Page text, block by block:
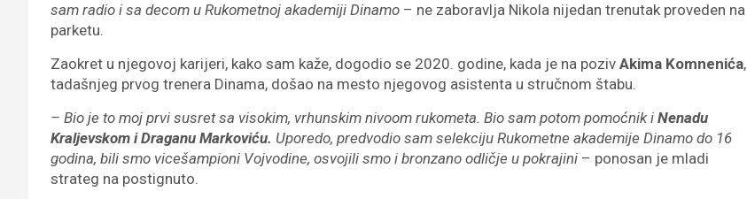
sam radio i sa decom u Rukometnoj akademiji Dinamo – ne zaboravlja Nikola nijedan trenutak proveden na
parketu.
Zaokret u njegovoj karijeri, kako sam kaže, dogodio se 2020. godine, kada je na poziv Akima Komnenića,
tadašnjeg prvog trenera Dinama, došao na mesto njegovog asistenta u stručnom štabu.
– Bio je to moj prvi susret sa visokim, vrhunskim nivoom rukometa. Bio sam potom pomoćnik i Nenadu
Kraljevskom i Draganu Markoviću. Uporedo, predvodio sam selekciju Rukometne akademije Dinamo do 16
godina, bili smo vicešampioni Vojvodine, osvojili smo i bronzano odličje u pokrajini – ponosan je mladi
strateg na postignuto.